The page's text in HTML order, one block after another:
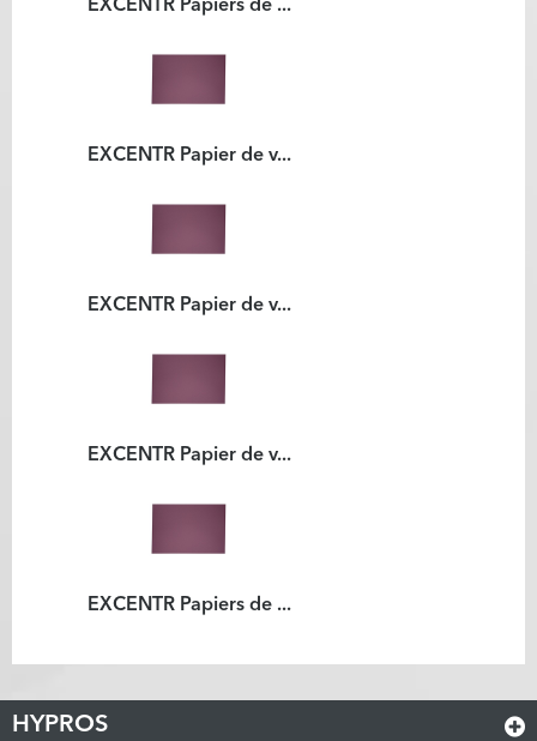
EXCENTR Papiers de ...
EXCENTR Papier de v...
EXCENTR Papier de v...
EXCENTR Papier de v...
EXCENTR Papiers de ...
HYPROS